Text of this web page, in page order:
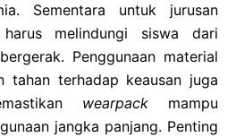
Sementara untuk jurusan
harus melindungi siswa dari
Penggunaan material
tahan terhadap keausan juga
wearpack mampu
jangka panjang. Penting